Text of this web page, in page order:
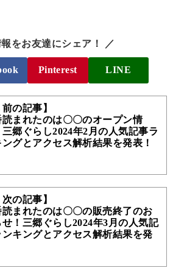
をお友達にシェア！ ／
Pinterest LINE
の記事】
読まれたのは〇〇のオープン情
三郷ぐらし2024年2月の人気記事ラ
ングとアクセス解析結果を発表！
の記事】
読まれたのは〇〇の販売終了のお
せ！三郷ぐらし2024年3月の人気記
ンキングとアクセス解析結果を発